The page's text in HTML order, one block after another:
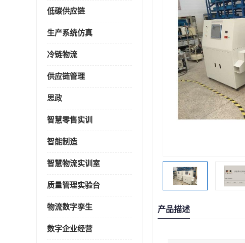
低碳供应链
生产系统仿真
冷链物流
供应链管理
思政
智慧零售实训
智能制造
智慧物流实训室
质量管理实验台
物流数字孪生
数字企业经营
产品描述